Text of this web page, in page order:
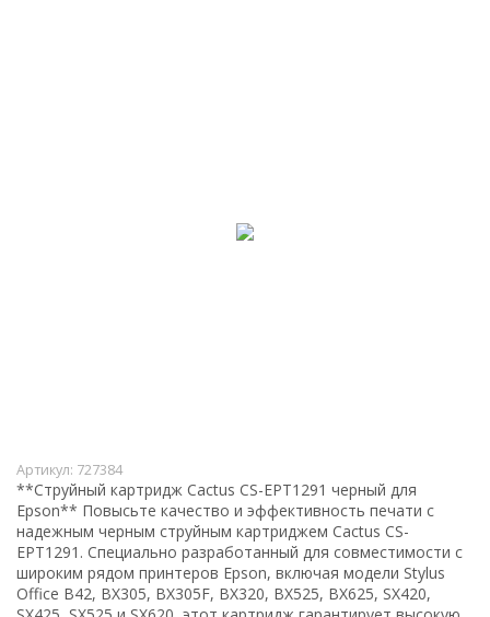
Артикул: 727384
**Струйный картридж Cactus CS-EPT1291 черный для
Epson** Повысьте качество и эффективность печати с
надежным черным струйным картриджем Cactus CS-
EPT1291. Специально разработанный для совместимости с
широким рядом принтеров Epson, включая модели Stylus
Office B42, BX305, BX305F, BX320, BX525, BX625, SX420,